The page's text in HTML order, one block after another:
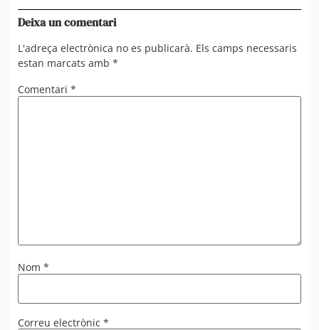
Deixa un comentari
L'adreça electrònica no es publicarà. Els camps necessaris
estan marcats amb *
Comentari *
Nom *
Correu electrònic *